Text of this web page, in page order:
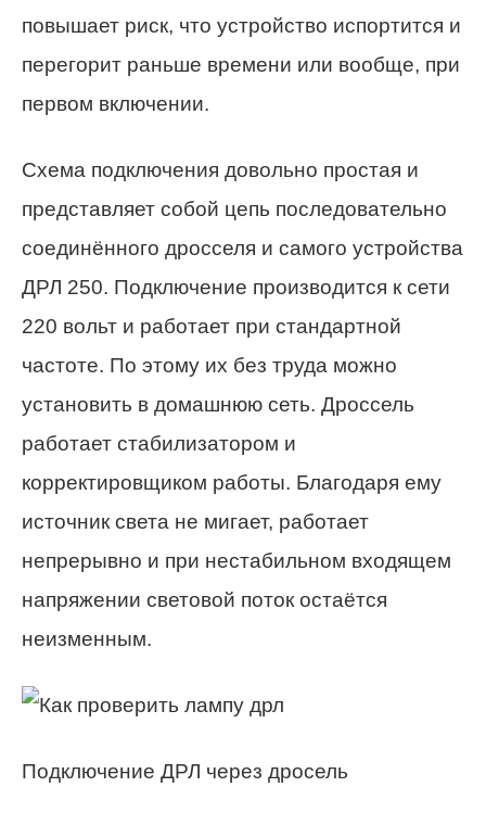
повышает риск, что устройство испортится и
перегорит раньше времени или вообще, при
первом включении.
Схема подключения довольно простая и
представляет собой цепь последовательно
соединённого дросселя и самого устройства
ДРЛ 250. Подключение производится к сети
220 вольт и работает при стандартной
частоте. По этому их без труда можно
установить в домашнюю сеть. Дроссель
работает стабилизатором и
корректировщиком работы. Благодаря ему
источник света не мигает, работает
непрерывно и при нестабильном входящем
напряжении световой поток остаётся
неизменным.
Подключение ДРЛ через дросель